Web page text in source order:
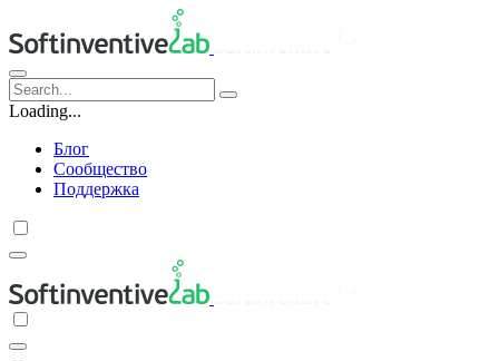
Loading...
Блог
Сообщество
Поддержка